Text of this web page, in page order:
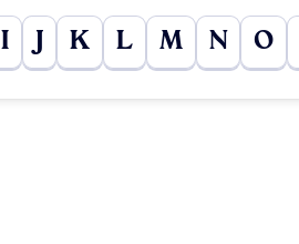
I K L M N O